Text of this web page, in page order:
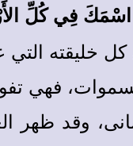
اسْمَكَ فِي كُلِّ
خليقته التي
فهي
وقد